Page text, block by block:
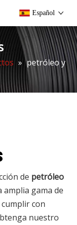
Español
» petróleo y
de petróleo
gama de
con
nuestro